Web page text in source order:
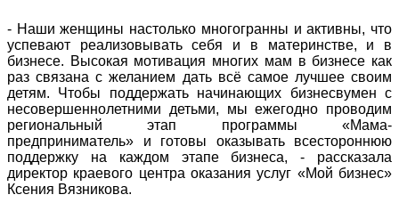
- Наши женщины настолько многогранны и активны, что
успевают реализовывать себя и в материнстве, и в
бизнесе. Высокая мотивация многих мам в бизнесе как
раз связана с желанием дать всё самое лучшее своим
детям. Чтобы поддержать начинающих бизнесвумен с
несовершеннолетними детьми, мы ежегодно проводим
региональный этап программы «Мама-
предприниматель» и готовы оказывать всестороннюю
поддержку на каждом этапе бизнеса, - рассказала
директор краевого центра оказания услуг «Мой бизнес»
Ксения Вязникова.